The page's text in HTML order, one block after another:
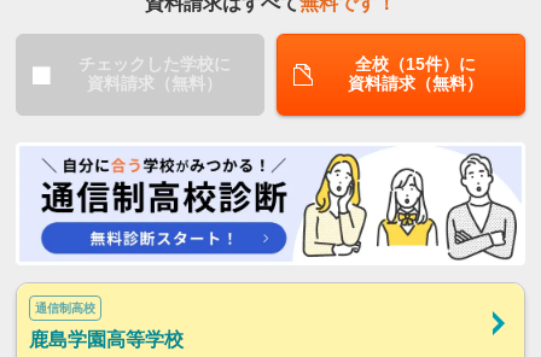
チェックした学校に
資料請求（無料）
全校（15件）に
資料請求（無料）
通信制高校
鹿島学園高等学校